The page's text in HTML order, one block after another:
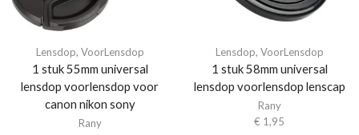
Lensdop, VoorLensdop
1 stuk 55mm universal
lensdop voorlensdop voor
canon nikon sony
Rany
Lensdop, VoorLensdop
1 stuk 58mm universal
lensdop voorlensdop lenscap
Rany
€ 1,95